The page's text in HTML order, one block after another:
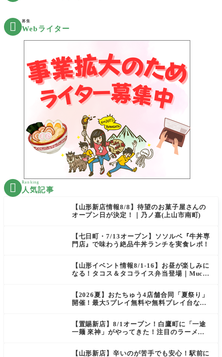
 募集
Webライター
 Ranking
人気記事
【山形新店情報8/8】待望のお菓子屋さんの
オープン日が決定！｜乃ノ嘉(上山市南町)
【七日町・7/13オープン】ソソルベ『牛丼専
門店』で味わう絶品牛丼ランチを実食レポ！
【山形イベント情報8/1-16】お昼が楽しみに
なる！タコス＆タコライス弁当登場｜Mucha
【2026夏】おたちゅう4店舗合同「夏祭り」
開催！最大5プレイ無料や無料プレイ台など
田）
【置賜新店】8/1オープン！白鷹町に「一途
一麺 來神」がやってきた！注目のラーメン
【山形新店】辛いのが苦手でも安心！駅前に